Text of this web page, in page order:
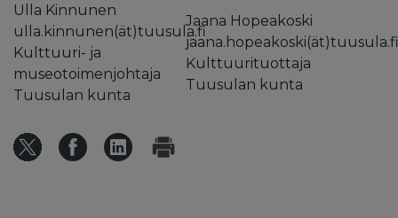
Ulla Kinnunen
ulla.kinnunen(ät)tuusula.fi
Kulttuuri- ja
museotoimenjohtaja
Tuusulan kunta
Jaana Hopeakoski
jaana.hopeakoski(ät)tuusula.fi
Kulttuurituottaja
Tuusulan kunta